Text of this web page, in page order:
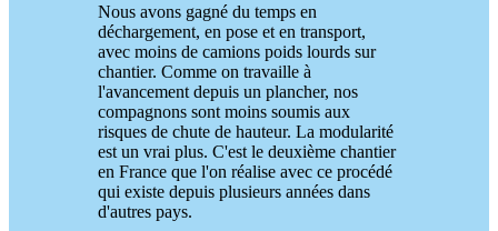
Nous avons gagné du temps en
déchargement, en pose et en transport,
avec moins de camions poids lourds sur
chantier. Comme on travaille à
l'avancement depuis un plancher, nos
compagnons sont moins soumis aux
risques de chute de hauteur. La modularité
est un vrai plus. C'est le deuxième chantier
en France que l'on réalise avec ce procédé
qui existe depuis plusieurs années dans
d'autres pays.